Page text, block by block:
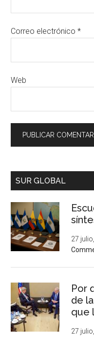
Correo electrónico*
Web
SUR GLOBAL
27
Por
de
que
27